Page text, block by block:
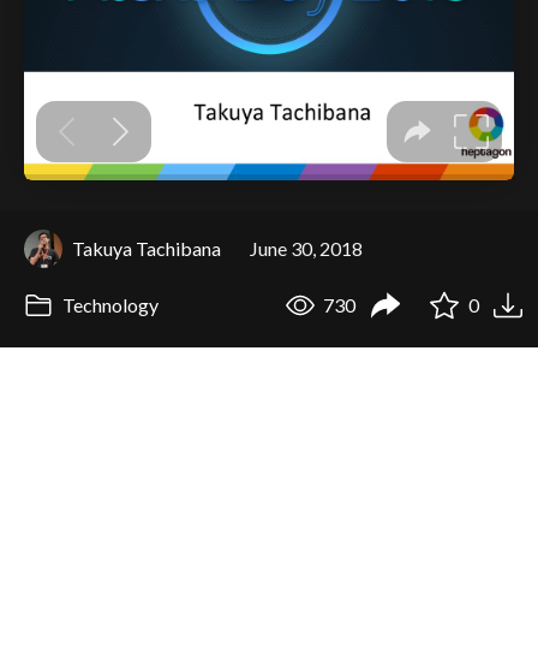
Takuya Tachibana June 30, 2018
Technology 730 0